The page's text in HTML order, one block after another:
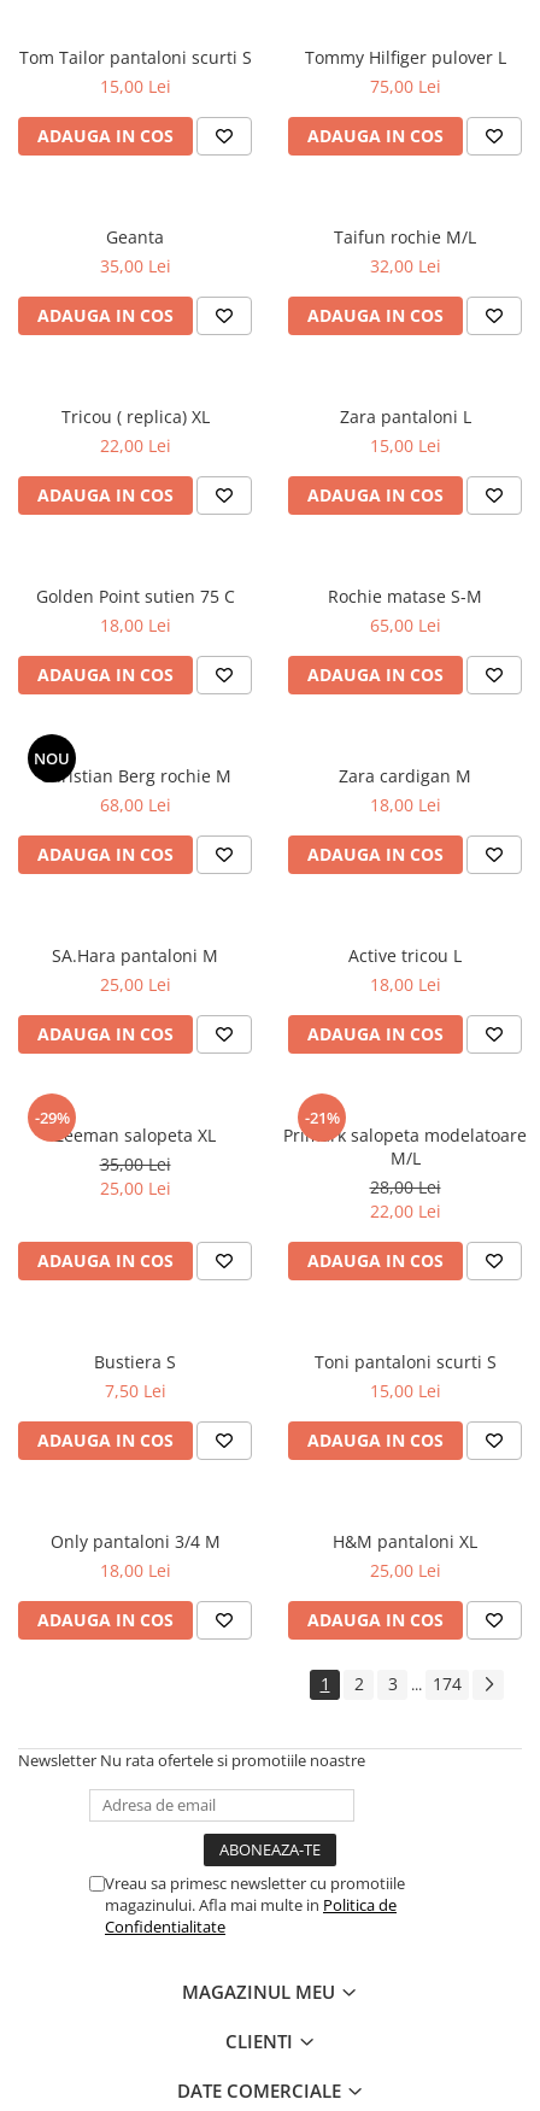
Tom Tailor pantaloni scurti S
15,00 Lei
ADAUGA IN COS
Tommy Hilfiger pulover L
75,00 Lei
ADAUGA IN COS
Geanta
35,00 Lei
ADAUGA IN COS
Taifun rochie M/L
32,00 Lei
ADAUGA IN COS
Tricou ( replica) XL
22,00 Lei
ADAUGA IN COS
Zara pantaloni L
15,00 Lei
ADAUGA IN COS
Golden Point sutien 75 C
18,00 Lei
ADAUGA IN COS
Rochie matase S-M
65,00 Lei
ADAUGA IN COS
NOU
Christian Berg rochie M
68,00 Lei
ADAUGA IN COS
Zara cardigan M
18,00 Lei
ADAUGA IN COS
SA.Hara pantaloni M
25,00 Lei
ADAUGA IN COS
Active tricou L
18,00 Lei
ADAUGA IN COS
-29%
Zeeman salopeta XL
35,00 Lei
25,00 Lei
ADAUGA IN COS
-21%
Primark salopeta modelatoare
M/L
28,00 Lei
22,00 Lei
ADAUGA IN COS
Bustiera S
7,50 Lei
ADAUGA IN COS
Toni pantaloni scurti S
15,00 Lei
ADAUGA IN COS
Only pantaloni 3/4 M
18,00 Lei
ADAUGA IN COS
H&M pantaloni XL
25,00 Lei
ADAUGA IN COS
1 2 3 ... 174
Newsletter Nu rata ofertele si promotiile noastre
Vreau sa primesc newsletter cu promotiile
magazinului. Afla mai multe in Politica de
Confidentialitate
MAGAZINUL MEU
CLIENTI
DATE COMERCIALE